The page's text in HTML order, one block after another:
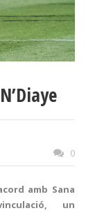
0
amb Sana
un